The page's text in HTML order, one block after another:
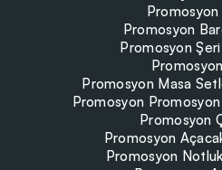
Promosyon
Promosyon
Promosyon Masa
Promosyon
Promosyon
Promosyon
Promosyon